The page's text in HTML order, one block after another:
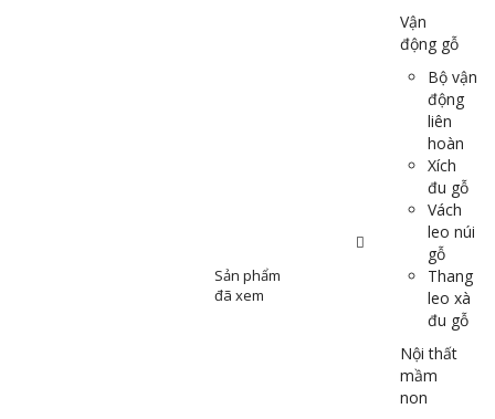
Sản phẩm
đã xem
Vận
động gỗ
Bộ vận
động
liên
hoàn
Xích
đu gỗ
Vách
leo núi
gỗ
Thang
leo xà
đu gỗ
Nội thất
mầm
non